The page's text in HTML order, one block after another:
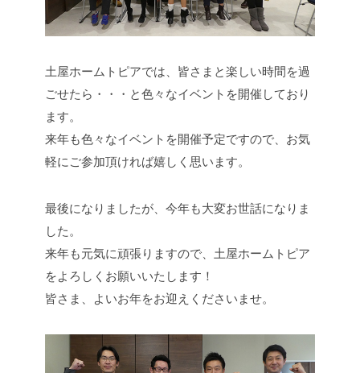
土屋ホームトピアでは、皆さまと楽しい時間を過
ごせたら・・・と色々なイベントを開催しており
ます。
来年も色々なイベントを開催予定ですので、お気
軽にご参加頂ければ嬉しく思います。
最後になりましたが、今年も大変お世話になりま
した。
来年も元気に頑張りますので、土屋ホームトピア
をよろしくお願いいたします！
皆さま、よいお年をお迎えくださいませ。